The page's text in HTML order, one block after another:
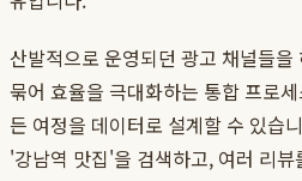
산발적으로 운영되던 광고 채널들
묶어 효율을 극대화하는 통합 프로
든 여정을 데이터로 설계할 수 있습
'강남역 맛집'을 검색하고, 여러 리